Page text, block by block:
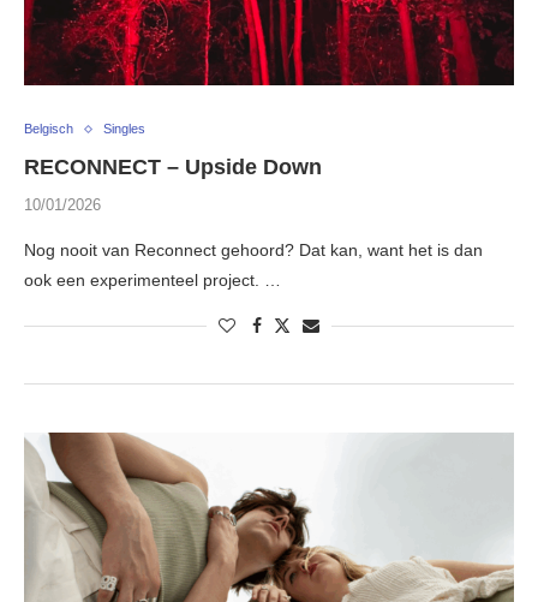
Belgisch Singles
RECONNECT – Upside Down
10/01/2026
Nog nooit van Reconnect gehoord? Dat kan, want het is dan
ook een experimenteel project. …